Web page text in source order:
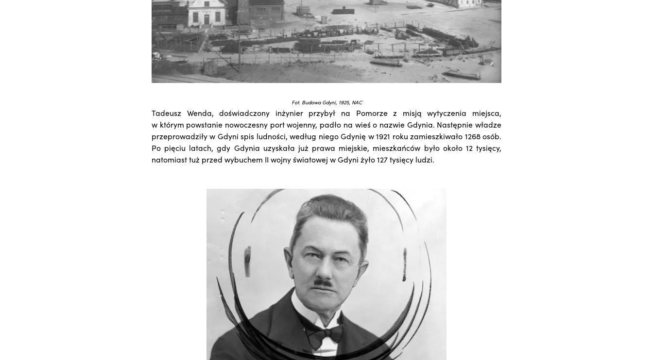
Fot. Budowa Gdyni, 1925, NAC
Tadeusz Wenda, doświadczony inżynier przybył na Pomorze z misją wytyczenia miejsca,
w którym powstanie nowoczesny port wojenny, padło na wieś o nazwie Gdynia. Następnie władze
przeprowadziły w Gdyni spis ludności, według niego Gdynię w 1921 roku zamieszkiwało 1268 osób.
Po pięciu latach, gdy Gdynia uzyskała już prawa miejskie, mieszkańców było około 12 tysięcy,
natomiast tuż przed wybuchem II wojny światowej w Gdyni żyło 127 tysięcy ludzi.